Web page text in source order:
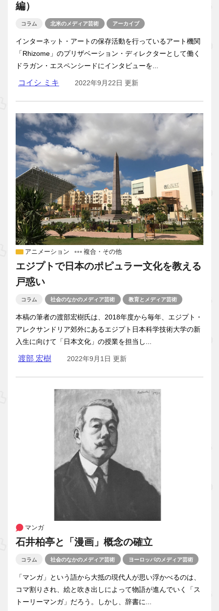
編）
コラム 北米のメディア芸術 アーカイブ
インターネット・アートの保存活動を行っているアート機関
「Rhizome」のプリザベーション・ディレクターとして働く
ドラガン・エスペンシードにインタビューを...
コイシ ミキ 2022年9月22日 更新
アニメーション 複合・その他
エジプトで日本のポピュラー文化を教える
戸惑い
コラム 社会のなかのメディア芸術 教育とメディア芸術
本稿の筆者の渡部宏樹氏は、2018年度から毎年、エジプト・
アレクサンドリア郊外にあるエジプト日本科学技術大学の新
入生に向けて「日本文化」の授業を担当し...
渡部 宏樹 2022年9月1日 更新
マンガ
石井柏亭と「漫画」概念の確立
コラム 社会のなかのメディア芸術 ヨーロッパのメディア芸術
「マンガ」という語から大抵の現代人が思い浮かべるのは、
コマ割りされ、絵と吹き出しによって物語が進んでいく「ス
トーリーマンガ」だろう。しかし、辞書に...